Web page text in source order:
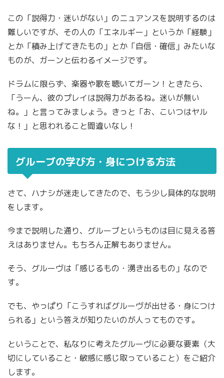
この「説得力・迷いがない」のニュアンスを説明するのは
難しいですが、その人の「エネルギー」というか「経験」
とか「積み上げてきたもの」とか「自信・確信」みたいな
ものが、ガーンと伝わるイメージです。
ドラムに限らず、楽器や歌を聴いてガーン！ときたら、
「うーん、彼のプレイは説得力があるね。迷いが無い
ね。」と言ってみましょう。きっと「お、こいつはヤル
な！」と思われること間違いなし！
グルーブの学び方・身につける方法
さて、ハナシが迷走してきたので、もう少し具体的な説明
をします。
今まで説明した通り、グルーブというものは目に見える答
えはありません。もちろん正解もありません。
そう、グルーヴは「感じるもの・湧き出るもの」なので
す。
でも、やっぱり「こうすればグルーヴが出せる・身につけ
られる」という答えが知りたいのが人ってものです。
ということで、私なりに考えたグルーヴに必要な要素（大
切にしていること・敏感に感じ取っていること）をご紹介
します。